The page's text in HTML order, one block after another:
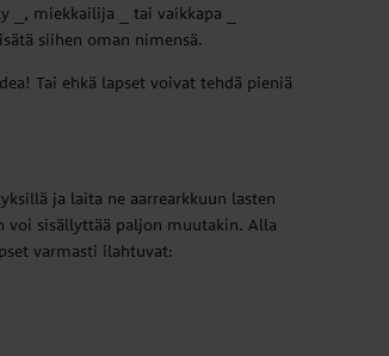
miekkailija _ tai vaikkapa _
siihen oman nimensä.
Tai ehkä lapset voivat tehdä pieniä
ja laita ne aarrearkkuun lasten
voi sisällyttää paljon muutakin. Alla
varmasti ilahtuvat: